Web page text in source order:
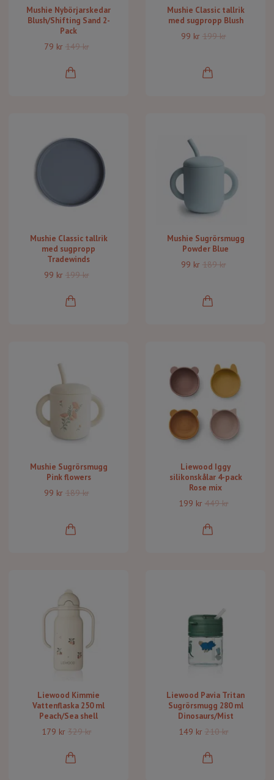
Mushie Nybörjarskedar
Blush/Shifting Sand 2-
Pack
79 kr 149 kr
Mushie Classic tallrik
med sugpropp Blush
99 kr 199 kr
Mushie Classic tallrik
med sugpropp
Tradewinds
99 kr 199 kr
Mushie Sugrörsmugg
Powder Blue
99 kr 189 kr
Mushie Sugrörsmugg
Pink flowers
99 kr 189 kr
Liewood Iggy
silikonskålar 4-pack
Rose mix
199 kr 449 kr
Liewood Kimmie
Vattenflaska 250 ml
Peach/Sea shell
179 kr 329 kr
Liewood Pavia Tritan
Sugrörsmugg 280 ml
Dinosaurs/Mist
149 kr 210 kr